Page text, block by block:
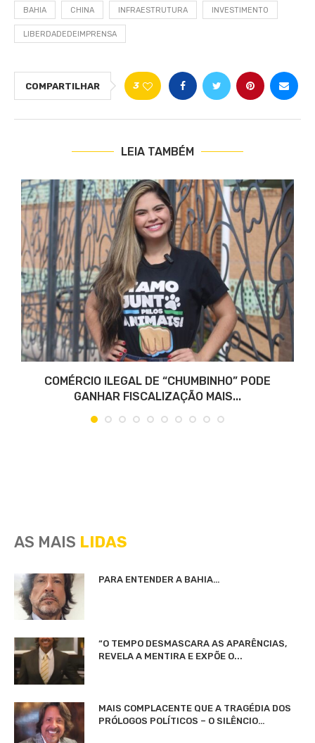
BAHIA CHINA INFRAESTRUTURA INVESTIMENTO
LIBERDADEDEIMPRENSA
COMPARTILHAR 3
LEIA TAMBÉM
COMÉRCIO ILEGAL DE “CHUMBINHO” PODE
GANHAR FISCALIZAÇÃO MAIS...
AS MAIS LIDAS
PARA ENTENDER A BAHIA…
“O TEMPO DESMASCARA AS APARÊNCIAS,
REVELA A MENTIRA E EXPÕE O...
MAIS COMPLACENTE QUE A TRAGÉDIA DOS
PRÓLOGOS POLÍTICOS – O SILÊNCIO…